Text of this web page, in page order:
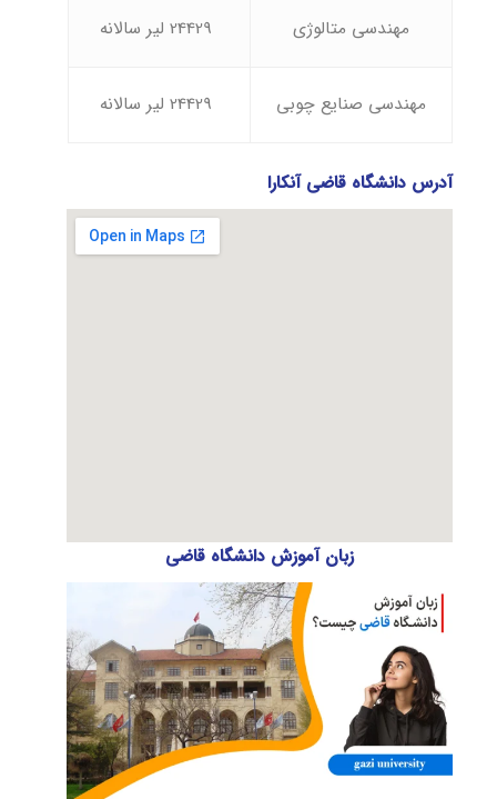
مهندسی متالوژی
مهندسی صنایع چوبی
آدرس دانشگاه قاضی آنکارا
زبان آموزش دانشگاه قاضی